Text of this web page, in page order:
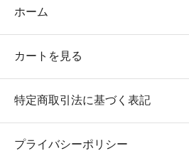
ホーム
カートを見る
特定商取引法に基づく表記
プライバシーポリシー